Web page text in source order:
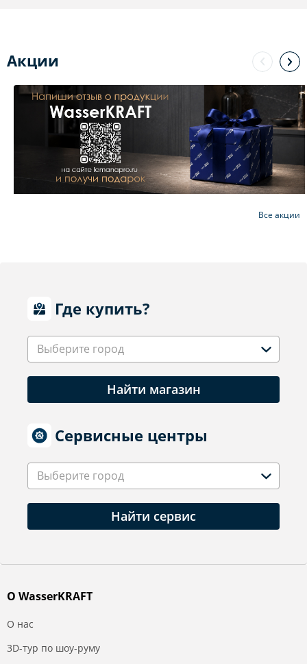
Акции
Все акции
Где купить?
Выберите город
Найти магазин
Сервисные центры
Выберите город
Найти сервис
О WasserKRAFT
О нас
3D-тур по шоу-руму